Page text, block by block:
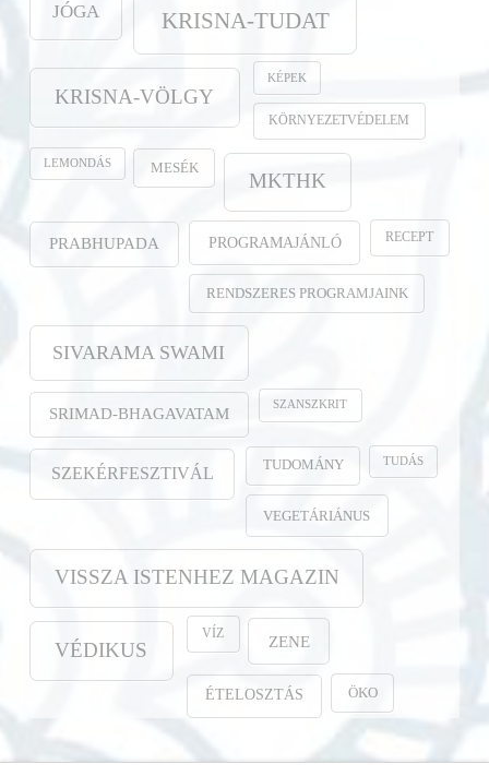
JÓGA KRISNA-TUDAT
KRISNA-VÖLGY
KÉPEK
KÖRNYEZETVÉDELEM
LEMONDÁS MESÉK
MKTHK
PRABHUPADA PROGRAMAJÁNLÓ RECEPT
RENDSZERES PROGRAMJAINK
SIVARAMA SWAMI
SRIMAD-BHAGAVATAM SZANSZKRIT
SZEKÉRFESZTIVÁL TUDOMÁNY TUDÁS
VEGETÁRIÁNUS
VISSZA ISTENHEZ MAGAZIN
VÉDIKUS
VÍZ ZENE
ÉTELOSZTÁS ÖKO